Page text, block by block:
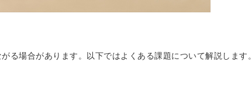
る場合があります。以下ではよくある課題について解説します。